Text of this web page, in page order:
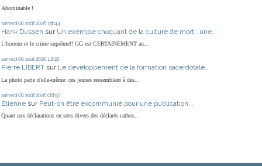
Abominable !
samedi 08 août 2026 15h44
Hank Dussen sur Un exemple choquant de la culture de mort : une...
L'horreur et le crime suprême!! GG est CERTAINEMENT au...
samedi 08 août 2026 11h22
Pierre LIBERT sur Le développement de la formation sacerdotale...
La photo parle d'elle-même: ces jeunes ressemblent à des...
samedi 08 août 2026 08h37
Etienne sur Peut-on être excommunié pour une publication...
Quant aux déclarations en sens divers des déclarés cathos...